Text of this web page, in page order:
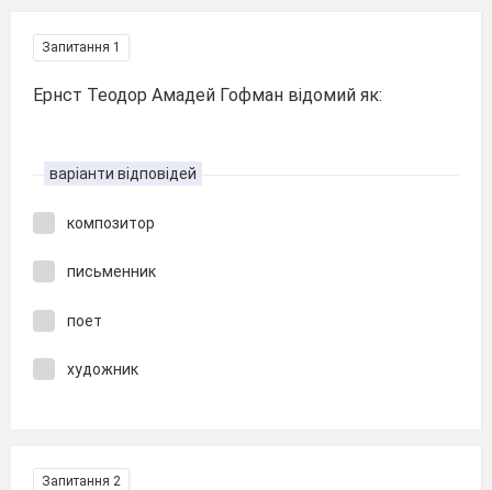
Запитання 1
Ернст Теодор Амадей Гофман відомий як:
варіанти відповідей
композитор
письменник
поет
художник
Запитання 2